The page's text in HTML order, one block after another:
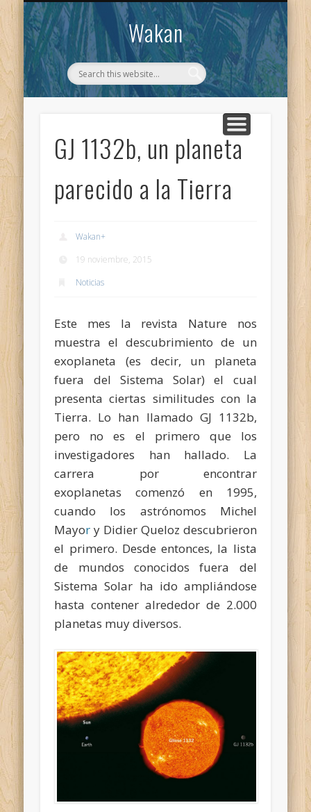
Wakan
WAKAN
CONTACTO
GJ 1132b, un planeta
parecido a la Tierra
Wakan+
19 noviembre, 2015
Noticias
Este mes la revista Nature nos
muestra el descubrimiento de un
exoplaneta (es decir, un planeta
fuera del Sistema Solar) el cual
presenta ciertas similitudes con la
Tierra. Lo han llamado GJ 1132b,
pero no es el primero que los
investigadores han hallado. La
carrera por encontrar
exoplanetascomenzó en 1995,
cuando los astrónomos Michel
Mayor y Didier Queloz descubrieron
el primero. Desde entonces, la lista
de mundos conocidos fuera del
Sistema Solar ha ido ampliándose
hasta contener alrededor de 2.000
planetas muy diversos.